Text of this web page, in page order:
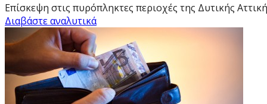
Επίσκεψη στις πυρόπληκτες περιοχές της Δυτικής
Διαβάστε αναλυτικά